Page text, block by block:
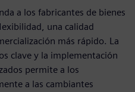
a los fabricantes de bienes
una calidad
más rápido. La
clave y la implementación
permite a los
a las cambiantes